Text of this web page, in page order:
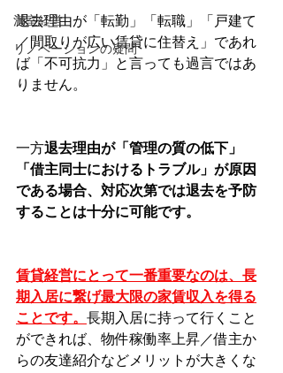
満室経営
リノベーションの疑問
退去理由が「転勤」「転職」「戸建て
／間取りが広い賃貸に住替え」であれ
ば「不可抗力」と言っても過言ではあ
りません。
一方退去理由が「管理の質の低下」
「借主同士におけるトラブル」が原因
である場合、対応次第では退去を予防
することは十分に可能です。
賃貸経営にとって一番重要なのは、長
期入居に繋げ最大限の家賃収入を得る
ことです。 長期入居に持って行くこと
ができれば、物件稼働率上昇／借主か
らの友達紹介などメリットが大きくな